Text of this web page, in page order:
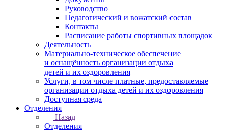
Руководство
Педагогический и вожатский состав
Контакты
Расписание работы спортивных площадок
Деятельность
Материально-техническое обеспечение
и оснащённость организации отдыха
детей и их оздоровления
Услуги, в том числе платные, предоставляемые
организации отдыха детей и их оздоровления
Доступная среда
Отделения
Назад
Отделения